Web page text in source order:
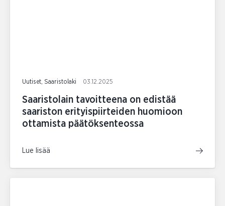
Uutiset, Saaristolaki 03.12.2025
Saaristolain tavoitteena on edistää
saariston erityispiirteiden huomioon
ottamista päätöksenteossa
Lue lisää